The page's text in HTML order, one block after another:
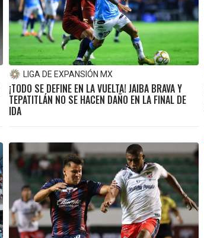
LIGA DE EXPANSIÓN MX
¡TODO SE DEFINE EN LA VUELTA! JAIBA BRAVA Y
TEPATITLÁN NO SE HACEN DAÑO EN LA FINAL DE
IDA